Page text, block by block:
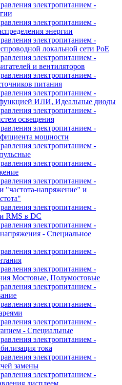
электропитанием -
электропитанием -
энергии
электропитанием -
локальной сети PoE
электропитанием -
и вентиляторов
электропитанием -
питания
электропитанием -
ИЛИ, Идеальные диоды
электропитанием -
освещения
электропитанием -
мощности
электропитанием -
электропитанием -
электропитанием -
"частота-напряжение" и
электропитанием -
RMS в DC
электропитанием -
- Специальное
электропитанием -
электропитанием -
Мостовые, Полумостовые
электропитанием -
электропитанием -
электропитанием -
- Специальные
электропитанием -
тока
электропитанием -
замены
электропитанием -
дисплеем